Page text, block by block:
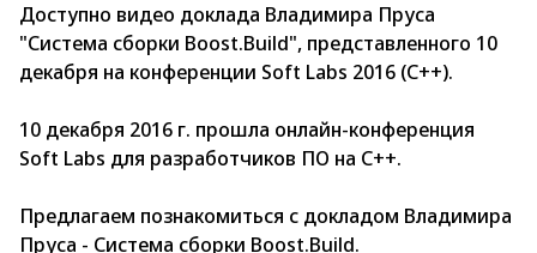
Доступно видео доклада Владимира Пруса
"Система сборки Boost.Build", представленного 10
декабря на конференции Soft Labs 2016 (C++).
10 декабря 2016 г. прошла онлайн-конференция
Soft Labs для разработчиков ПО на C++.
Предлагаем познакомиться с докладом Владимира
Пруса - Система сборки Boost.Build.